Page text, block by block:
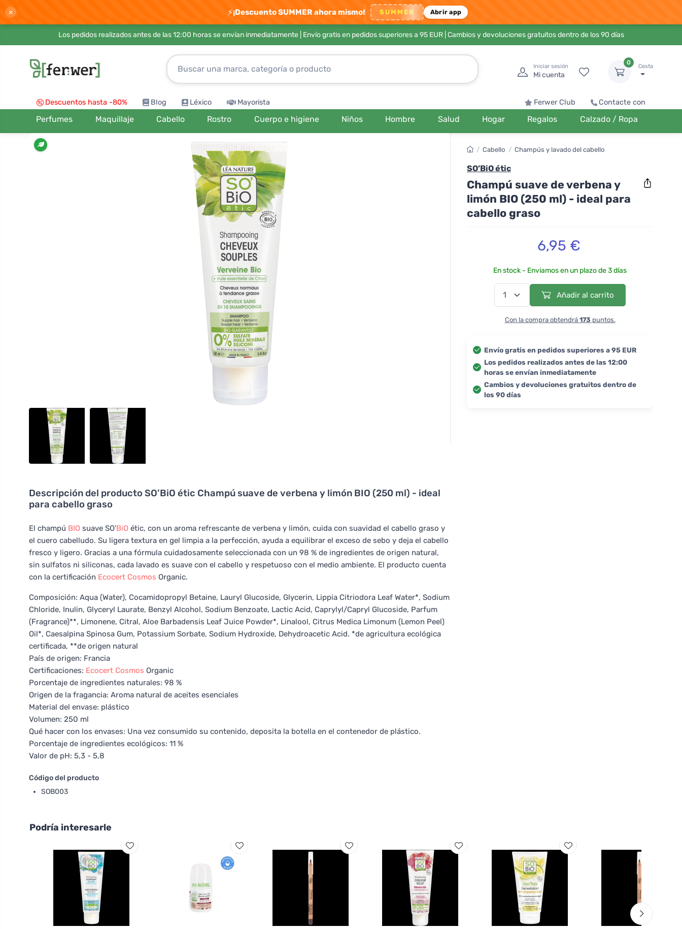
× ⚡¡Descuento SUMMER ahora mismo! SUMMER Abrir app
Los pedidos realizados antes de las 12:00 horas se envían inmediatamente | Envío gratis en pedidos superiores a 95 EUR| Cambios y devoluciones gratuitos dentro de los 90 días
Iniciar sesión
Mi cuenta
0
Cesta
Descuentos hasta -80% Blog Léxico Mayorista Ferwer Club Contacte con
Perfumes Maquillaje Cabello Rostro Cuerpo e higiene Niños Hombre Salud Hogar Regalos Calzado / Ropa
Descripción del producto SO’BiO étic Champú suave de verbena y limón BIO (250 ml) - ideal
para cabello graso
El champú BIO suave SO’BiO étic, con un aroma refrescante de verbena y limón, cuida con suavidad el cabello graso y
el cuero cabelludo. Su ligera textura en gel limpia a la perfección, ayuda a equilibrar el exceso de sebo y deja el cabello
fresco y ligero. Gracias a una fórmula cuidadosamente seleccionada con un 98 % de ingredientes de origen natural,
sin sulfatos ni siliconas, cada lavado es suave con el cabello y respetuoso con el medio ambiente. El producto cuenta
con la certificación Ecocert Cosmos Organic.
Composición: Aqua (Water), Cocamidopropyl Betaine, Lauryl Glucoside, Glycerin, Lippia Citriodora Leaf Water*, Sodium
Chloride, Inulin, Glyceryl Laurate, Benzyl Alcohol, Sodium Benzoate, Lactic Acid, Caprylyl/Capryl Glucoside, Parfum
(Fragrance)**, Limonene, Citral, Aloe Barbadensis Leaf Juice Powder*, Linalool, Citrus Medica Limonum (Lemon Peel)
Oil*, Caesalpina Spinosa Gum, Potassium Sorbate, Sodium Hydroxide, Dehydroacetic Acid. *de agricultura ecológica
certificada, **de origen natural
País de origen: Francia
Certificaciones: Ecocert Cosmos Organic
Porcentaje de ingredientes naturales: 98 %
Origen de la fragancia: Aroma natural de aceites esenciales
Material del envase: plástico
Volumen: 250 ml
Qué hacer con los envases: Una vez consumido su contenido, deposita la botella en el contenedor de plástico.
Porcentaje de ingredientes ecológicos: 11 %
Valor de pH: 5,3 - 5,8
Código del producto
SOB003
/ Cabello / Champús y lavado del cabello
SO’BiO étic
Champú suave de verbena y
limón BIO (250 ml) - ideal para
cabello graso
6,95 €
En stock - Enviamos en un plazo de 3 días
Añadir al carrito
Con la compra obtendrá 173 puntos.
Envío gratis en pedidos superiores a 95 EUR
Los pedidos realizados antes de las 12:00
horas se envían inmediatamente
Cambios y devoluciones gratuitos dentro de
los 90 días
Podría interesarle